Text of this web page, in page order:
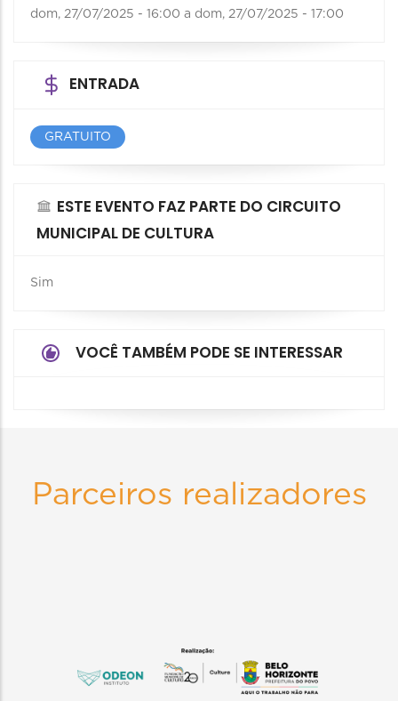
dom, 27/07/2025 - 16:00 a dom, 27/07/2025 - 17:00
ENTRADA
GRATUITO
ESTE EVENTO FAZ PARTE DO CIRCUITO
MUNICIPAL DE CULTURA
Sim
VOCÊ TAMBÉM PODE SE INTERESSAR
Parceiros realizadores